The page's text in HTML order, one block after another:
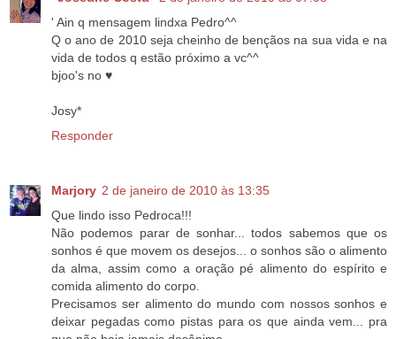
' Ain q mensagem lindxa Pedro^^
Q o ano de 2010 seja cheinho de bençãos na sua vida e na
vida de todos q estão próximo a vc^^
bjoo's no ♥
Josy*
Responder
Marjory 2 de janeiro de 2010 às 13:35
Que lindo isso Pedroca!!!
Não podemos parar de sonhar... todos sabemos que os
sonhos é que movem os desejos... o sonhos são o alimento
da alma, assim como a oração pé alimento do espírito e
comida alimento do corpo.
Precisamos ser alimento do mundo com nossos sonhos e
deixar pegadas como pistas para os que ainda vem... pra